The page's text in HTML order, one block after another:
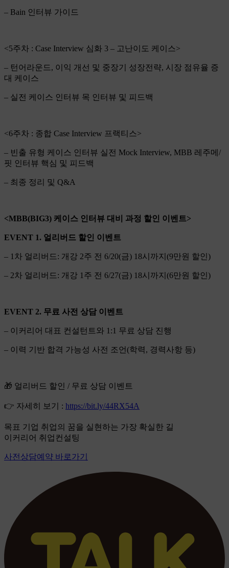
– Bain 인터뷰 가이드
<5주차 : Case Interview 심화 3 – 고난이도 케이스>
– 턴어라운드, 이익 개선 및 중장기 성장전략, 시장 점유율 증
대 케이스
– 실전 케이스 인터뷰 목 인터뷰 및 피드백
<6주차 : 종합 Case Interview 프랙티스>
– 빈출 유형 케이스 인터뷰 실전 Mock Interview, MBB 레주메/
핏 인터뷰 핵심 및 피드백
– 최종 정리 및 Q&A
<MBB(BIG3) 케이스 인터뷰 대비 과정 할인 이벤트>
EVENT 1. 얼리버드 할인 이벤트
– 1차 얼리버드: 개강 2주 전 6/20(금) 18시까지(9만원 할인)
– 2차 얼리버드: 개강 1주 전 6/27(금) 18시까지(6만원 할인)
EVENT 2. 무료 사전 상담 이벤트
– 이커리어 대표 컨설턴트와 1:1 무료 상담 진행
– 이력 기반 합격 가능성 사전 조언(학력, 경력사항 등)
🎁 얼리버드 할인 / 무료 상담 이벤트
👉 자세히 보기 : https://bit.ly/44RX54A
목표 기업 취업의 꿈을 실현하는 가장 확실한 길
이커리어 취업컨설팅
사전상담예약 바로가기